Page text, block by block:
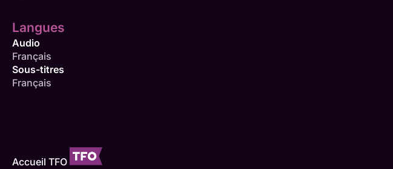
Langues
Audio
Français
Sous-titres
Français
Accueil TFO